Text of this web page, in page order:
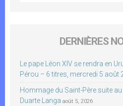
DERNIÈRES
Le pape Léon XIV se rendra en
Pérou – 6 titres, mercredi 5 août
Hommage du Saint-Père suite
Duarte Langa août 5, 2026